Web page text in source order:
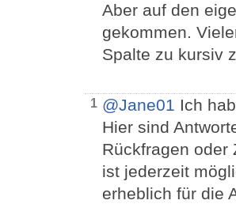
Aber auf den
gekommen.
Spalte zu kursiv
1 @Jane01 Ich
Hier sind
Rückfragen oder
ist jederzeit
erheblich für die